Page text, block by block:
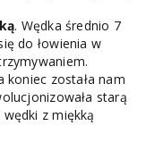
. Wędka średnio 7
do łowienia w
koniec została nam
starą
z miękką